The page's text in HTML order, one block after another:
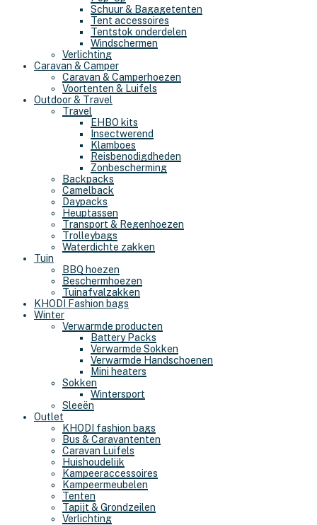
Schuur & Bagagetenten
Tent accessoires
Tentstok onderdelen
Windschermen
Verlichting
Caravan & Camper
Caravan & Camperhoezen
Voortenten & Luifels
Outdoor & Travel
Travel
EHBO kits
Insectwerend
Klamboes
Reisbenodigdheden
Zonbescherming
Backpacks
Camelback
Daypacks
Heuptassen
Transport & Regenhoezen
Trolleybags
Waterdichte zakken
Tuin
BBQ hoezen
Beschermhoezen
Tuinafvalzakken
KHODI Fashion bags
Winter
Verwarmde producten
Battery Packs
Verwarmde Sokken
Verwarmde Handschoenen
Mini heaters
Sokken
Wintersport
Sleeën
Outlet
KHODI fashion bags
Bus & Caravantenten
Caravan Luifels
Huishoudelijk
Kampeeraccessoires
Kampeermeubelen
Tenten
Tapijt & Grondzeilen
Verlichting